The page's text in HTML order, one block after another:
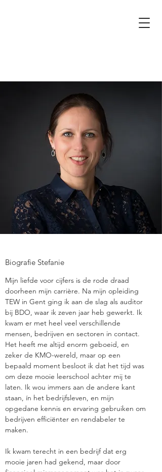
Biografie Stefanie
Mijn liefde voor cijfers is de rode draad
doorheen mijn carrière. Na mijn opleiding
TEW in Gent ging ik aan de slag als auditor
bij BDO, waar ik zeven jaar heb gewerkt. Ik
kwam er met heel veel verschillende
mensen, bedrijven en sectoren in contact.
Het heeft me altijd enorm geboeid, en
zeker de KMO-wereld, maar op een
bepaald moment besloot ik dat het tijd was
om deze mooie leerschool achter mij te
laten. Ik wou immers aan de andere kant
staan, ín het bedrijfsleven, en mijn
opgedane kennis en ervaring gebruiken om
bedrijven efficiënter en rendabeler te
maken.
Ik kwam terecht in een bedrijf dat erg
mooie jaren had gekend, maar door